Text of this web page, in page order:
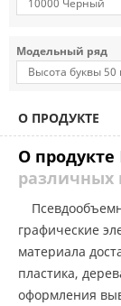
Модельный ряд
О ПРОДУКТЕ
О продукте
различных
Псевдообъемные буквы - это буквы и другие
графические
материала
пластика,
оформления